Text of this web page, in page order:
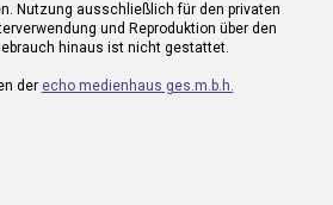
Nutzung ausschließlich für den privaten
und Reproduktion über den
hinaus ist nicht gestattet.
der echo medienhaus ges.m.b.h.